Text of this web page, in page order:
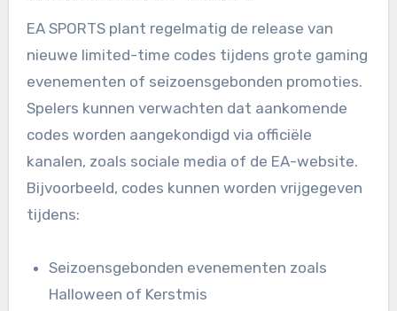
EA SPORTS plant regelmatig de release van
nieuwe limited-time codes tijdens grote gaming
evenementen of seizoensgebonden promoties.
Spelers kunnen verwachten dat aankomende
codes worden aangekondigd via officiële
kanalen, zoals sociale media of de EA-website.
Bijvoorbeeld, codes kunnen worden vrijgegeven
tijdens:
Seizoensgebonden evenementen zoals
Halloween of Kerstmis